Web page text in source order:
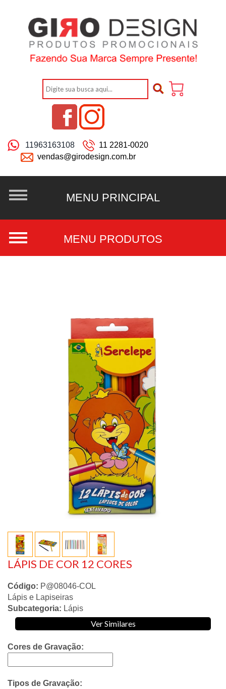
11963163108
11 2281-0020
vendas@girodesign.com.br
LÁPIS DE COR 12 CORES
Código: P@08046-COL
Lápis e Lapiseiras
Subcategoria: Lápis
Ver Similares
Cores de Gravação:
Tipos de Gravação: